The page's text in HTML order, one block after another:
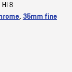
8
, 35mm fine